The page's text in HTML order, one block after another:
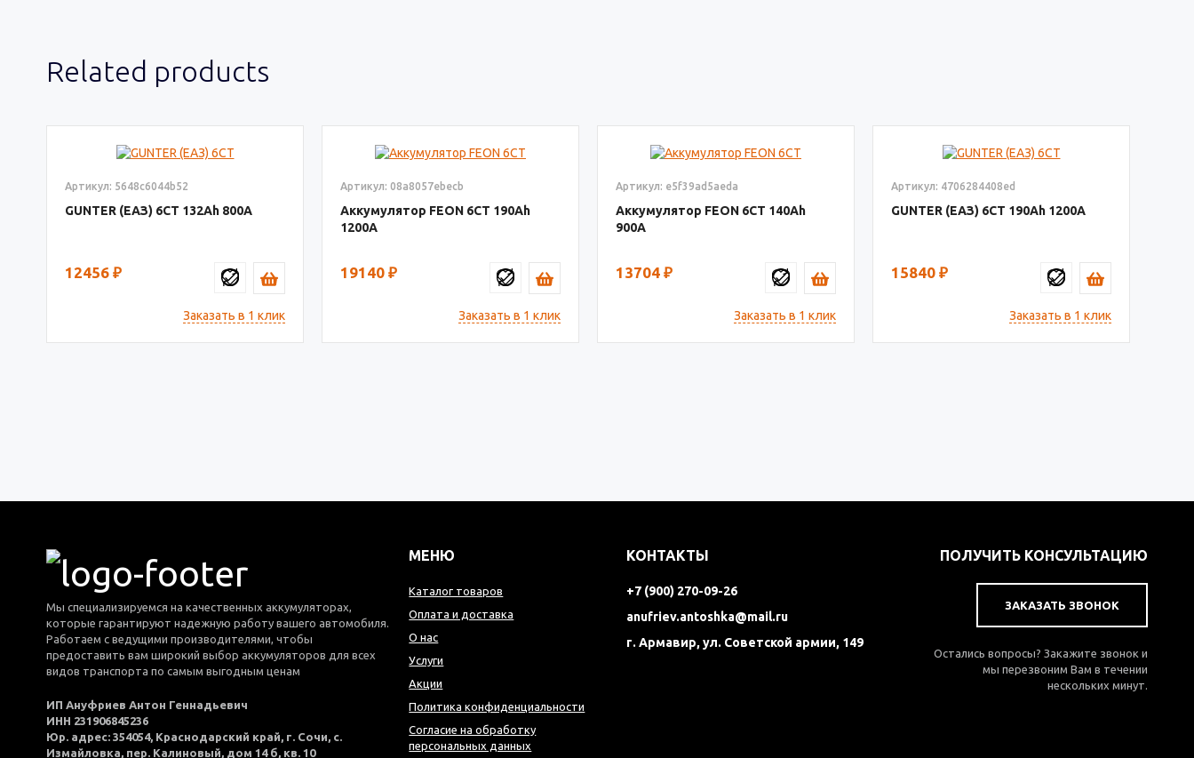
Related products
Артикул: 5648c6044b52
GUNTER (ЕАЗ) 6СТ 132 800
12456 ₽
Заказать в 1 клик
Артикул: 08a8057ebecb
Аккумулятор FEON 6СТ 190
1200
19140 ₽
Заказать в 1 клик
Артикул: e5f39ad5aeda
Аккумулятор FEON 6СТ 140
900
13704 ₽
Заказать в 1 клик
Артикул: 4706284408ed
GUNTER (ЕАЗ) 6СТ 190 1200
15840 ₽
Заказать в 1 клик
Мы специализируемся на качественных аккумуляторах,
которые гарантируют надежную работу вашего автомобиля.
Работаем с ведущими производителями, чтобы
предоставить вам широкий выбор аккумуляторов для всех
видов транспорта по самым выгодным ценам
ИП Ануфриев Антон Геннадьевич
ИНН 231906845236
Юр. адрес: 354054, Краснодарский край, г. Сочи, с.
Измайловка, пер. Калиновый, дом 14 б, кв. 10
МЕНЮ
Каталог товаров
Оплата и доставка
О нас
Услуги
Акции
Политика конфиденциальности
Согласие на обработку
персональных данных
КОНТАКТЫ
+7 (900) 270-09-26
anufriev.antoshka@mail.ru
г. Армавир, ул. Советской армии, 149
ПОЛУЧИТЬ КОНСУЛЬТАЦИЮ
ЗАКАЗАТЬ ЗВОНОК
Остались вопросы? Закажите звонок и
мы перезвоним Вам в течении
нескольких минут.